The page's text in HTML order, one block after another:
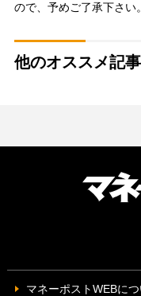
ので、予めご了承下さい。
他のオススメ記事
マネーポストWEBに